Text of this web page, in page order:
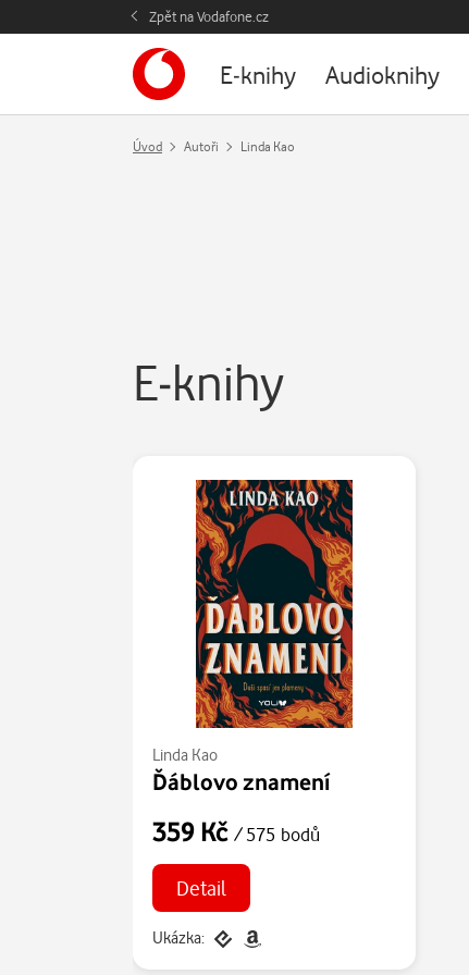
Zpět na Vodafone.cz
E-knihy Audioknihy
Úvod Autoři Linda Kao
E-knihy
Linda Kao
Ďáblovo znamení
359 Kč / 575 bodů
Detail
Ukázka: